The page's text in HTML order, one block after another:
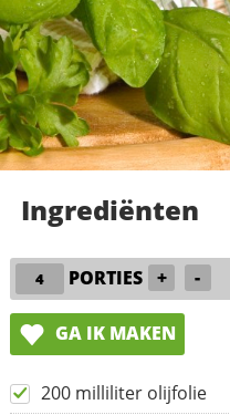
Ingrediënten
PORTIES + -
GA IK MAKEN
200 milliliter olijfolie